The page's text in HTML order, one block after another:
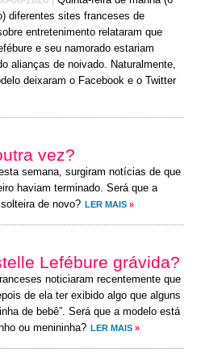
diferentes sites franceses de
entretenimento relataram que
e seu namorado estariam
alianças de noivado. Naturalmente,
deixaram o Facebook e o Twitter
vez?
semana, surgiram notícias de que
haviam terminado. Será que a
de novo? LER MAIS »
Lefébure grávida?
noticiaram recentemente que
de ela ter exibido algo que alguns
de bebê”. Será que a modelo está
ou menininha? LER MAIS »